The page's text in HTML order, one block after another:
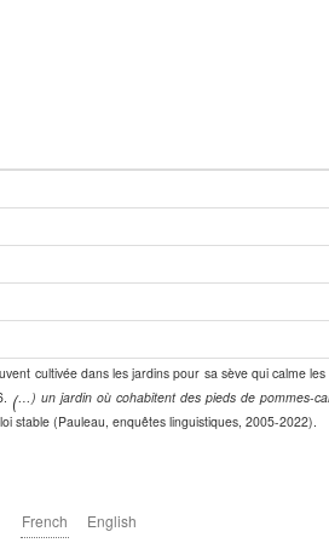
cultivée dans les jardins pour sa sève qui calme
(…) un jardin où cohabitent des pieds de pommes-
stable (Pauleau, enquêtes linguistiques, 2005-2022).
French English